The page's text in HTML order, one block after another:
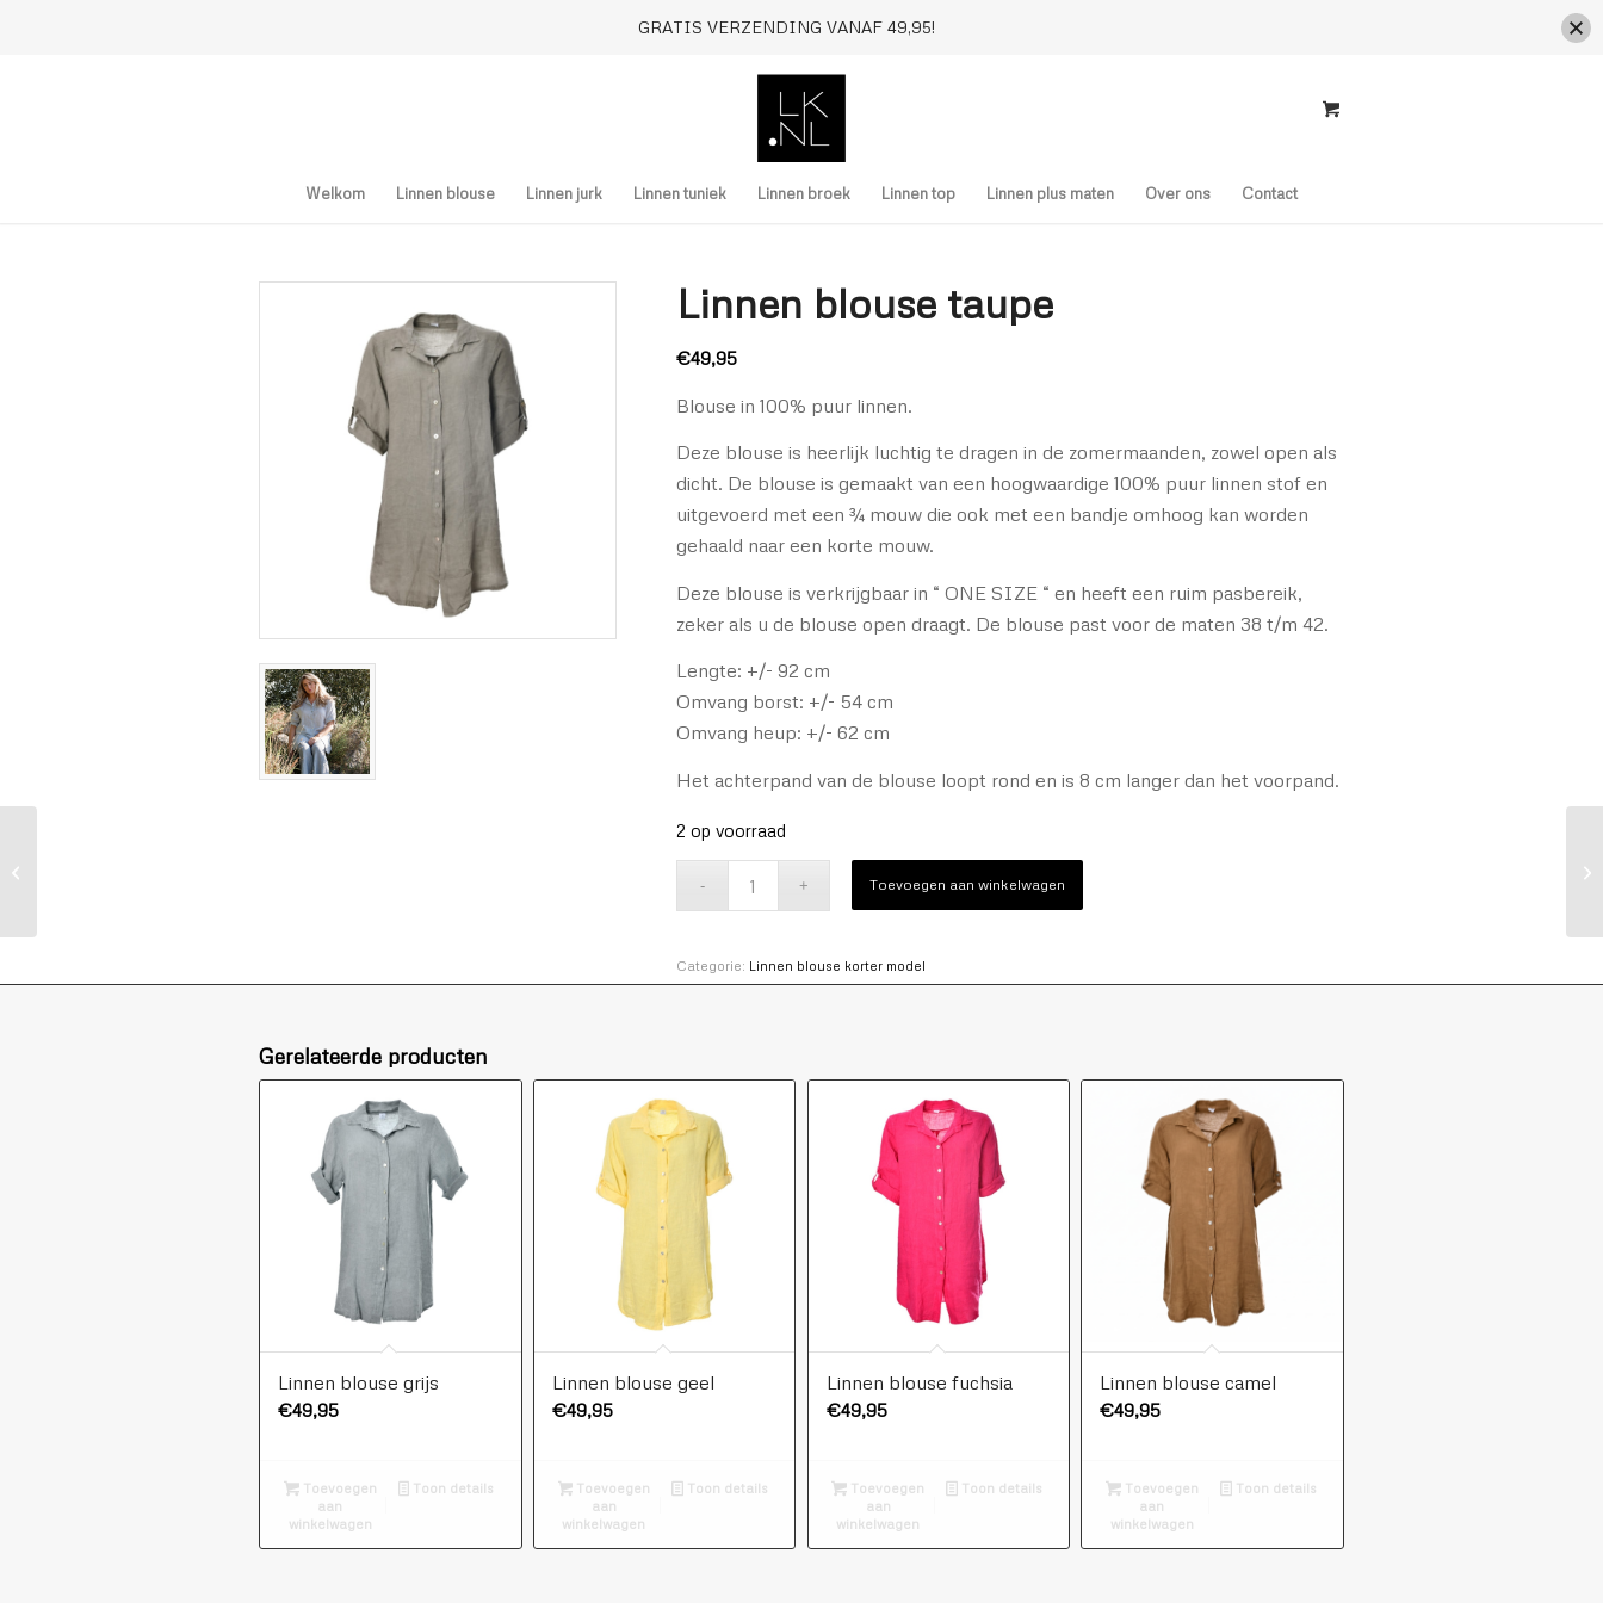
Welkom Linnen blouse Linnen jurk Linnen tuniek Linnen broek Linnen top Linnen plus maten Over ons Contact
Linnen blouse taupe
€49,95
Blouse in 100% puur linnen.
Deze blouse is heerlijk luchtig te dragen in de zomermaanden, zowel open als
dicht. De blouse is gemaakt van een hoogwaardige 100% puur linnen stof en
uitgevoerd met een ¾ mouw die ook met een bandje omhoog kan worden
gehaald naar een korte mouw.
Deze blouse is verkrijgbaar in “ ONE SIZE “ en heeft een ruim pasbereik,
zeker als u de blouse open draagt. De blouse past voor de maten 38 t/m 42.
Lengte: +/- 92 cm
Omvang borst: +/- 54 cm
Omvang heup: +/- 62 cm
Het achterpand van de blouse loopt rond en is 8 cm langer dan het voorpand.
2 op voorraad
Toevoegen aan winkelwagen
Categorie: Linnen blouse korter model
Gerelateerde producten
Linnen blouse grijs
€49,95
Toevoegen
aan
winkelwagen
Toon details
Linnen blouse geel
€49,95
Toevoegen
aan
winkelwagen
Toon details
Linnen blouse fuchsia
€49,95
Toevoegen
aan
winkelwagen
Toon details
Linnen blouse camel
€49,95
Toevoegen
aan
winkelwagen
Toon details
GRATIS VERZENDING VANAF 49,95!